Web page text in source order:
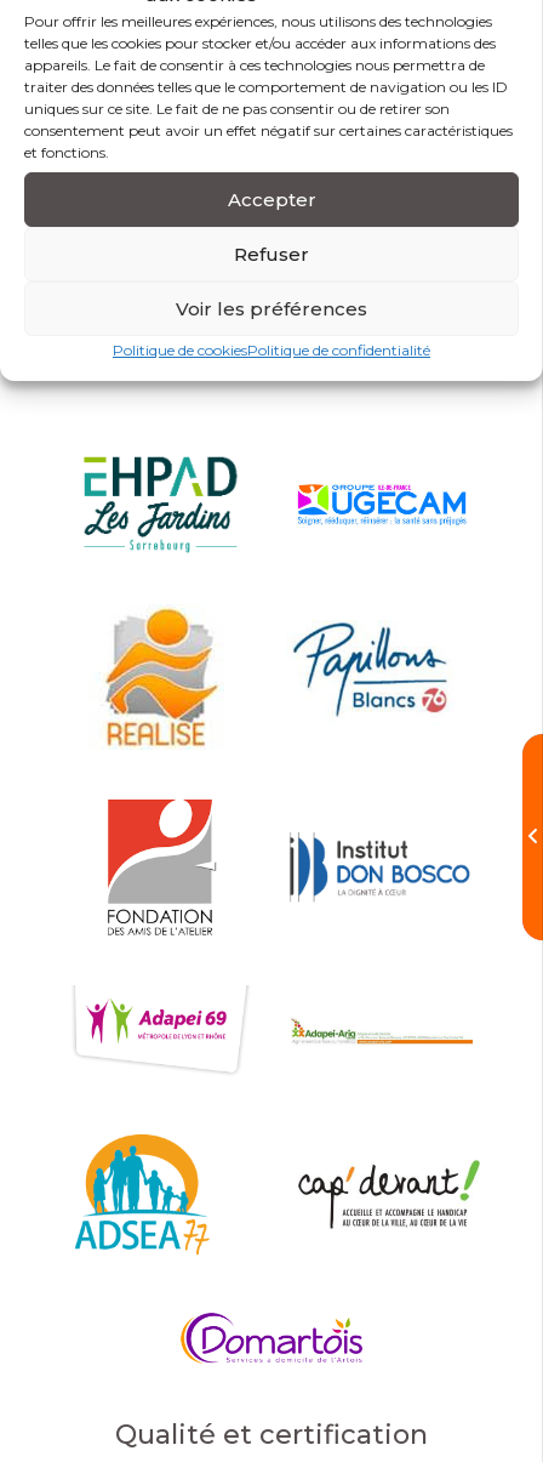
Pour offrir les meilleures expériences, nous utilisons des technologies
telles que les cookies pour stocker et/ou accéder aux informations des
appareils. Le fait de consentir à ces technologies nous permettra de
traiter des données telles que le comportement de navigation ou les ID
uniques sur ce site. Le fait de ne pas consentir ou de retirer son
consentement peut avoir un effet négatif sur certaines caractéristiques
et fonctions.
Accepter
Refuser
Voir les préférences
Politique de cookiesPolitique de confidentialité
Formation non évaluée
VOIR PLUS
VOIR PLUS
Ils nous font confiance
Qualité et certification